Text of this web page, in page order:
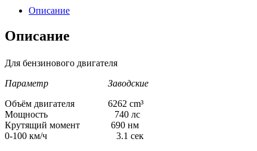
Описание
Описание
Для бензинового двигателя
Параметр Заводские
Объём двигателя 6262 cm³
Мощность 740 лс
Крутящий момент 690 нм
0-100 км/ч 3.1 сек